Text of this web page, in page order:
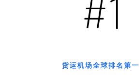
#1
货运机场全球排名第一